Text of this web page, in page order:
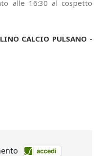
alle 16:30 al cospetto
CALCIO PULSANO -